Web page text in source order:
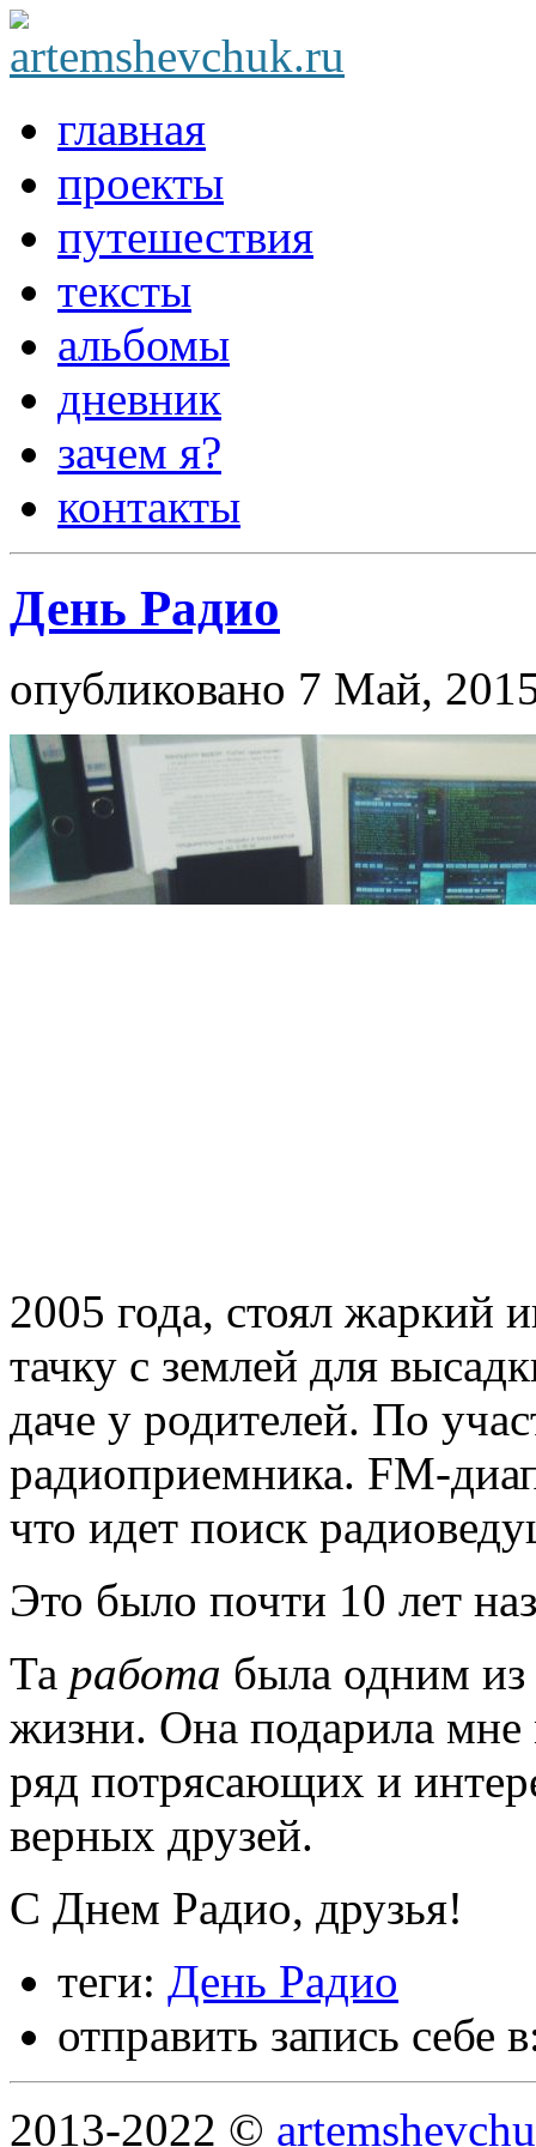
главная
проекты
путешествия
тексты
альбомы
дневник
зачем я?
контакты
День Радио
опубликовано 7 Май,
2005 года, стоял жаркий
тачку с землей для
даче у родителей. По
радиоприемника. FM-
что идет поиск
Это было почти 10 лет
Та работа была одним
жизни. Она подарила
ряд потрясающих и
верных друзей.
С Днем Радио, друзья!
теги: День Радио
отправить запись себе
2013-2022 ©